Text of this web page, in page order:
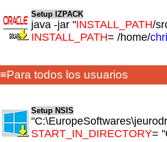
Setup IZPACK
java -jar "INSTALL_PATH/
INSTALL_PATH= /home/
≡Para todos los usuarios
Setup NSIS
START_IN_DIRECTORY=